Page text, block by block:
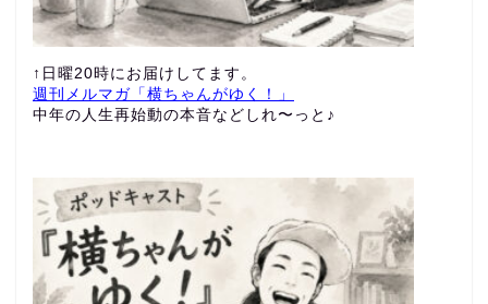
↑日曜20時にお届けしてます。
週刊メルマガ「横ちゃんがゆく！」
中年の人生再始動の本音などしれ〜っと♪